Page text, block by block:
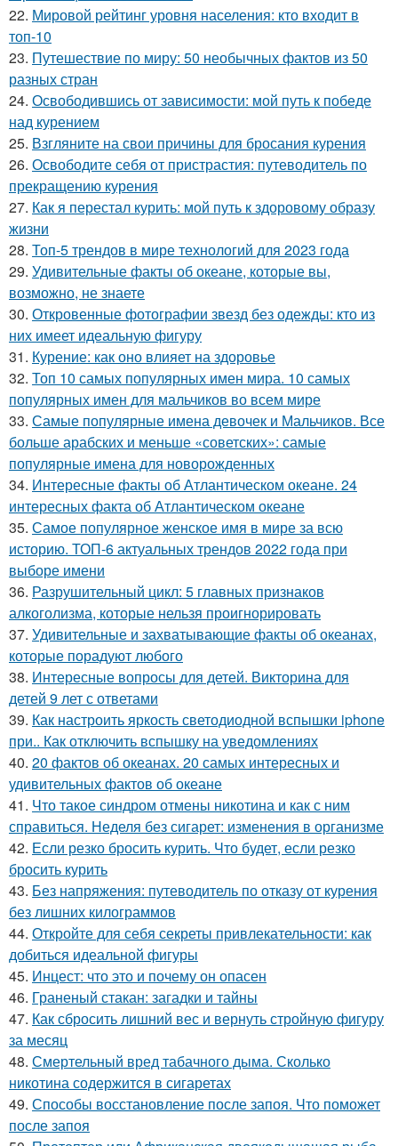
22. Мировой рейтинг уровня населения: кто входит в
топ-10
23. Путешествие по миру: 50 необычных фактов из 50
разных стран
24. Освободившись от зависимости: мой путь к победе
над курением
25. Взгляните на свои причины для бросания курения
26. Освободите себя от пристрастия: путеводитель по
прекращению курения
27. Как я перестал курить: мой путь к здоровому образу
жизни
28. Топ-5 трендов в мире технологий для 2023 года
29. Удивительные факты об океане, которые вы,
возможно, не знаете
30. Откровенные фотографии звезд без одежды: кто из
них имеет идеальную фигуру
31. Курение: как оно влияет на здоровье
32. Топ 10 самых популярных имен мира. 10 самых
популярных имен для мальчиков во всем мире
33. Самые популярные имена девочек и Мальчиков. Все
больше арабских и меньше «советских»: самые
популярные имена для новорожденных
34. Интересные факты об Атлантическом океане. 24
интересных факта об Атлантическом океане
35. Самое популярное женское имя в мире за всю
историю. ТОП-6 актуальных трендов 2022 года при
выборе имени
36. Разрушительный цикл: 5 главных признаков
алкоголизма, которые нельзя проигнорировать
37. Удивительные и захватывающие факты об океанах,
которые порадуют любого
38. Интересные вопросы для детей. Викторина для
детей 9 лет с ответами
39. Как настроить яркость светодиодной вспышки iphone
при.. Как отключить вспышку на уведомлениях
40. 20 фактов об океанах. 20 самых интересных и
удивительных фактов об океане
41. Что такое синдром отмены никотина и как с ним
справиться. Неделя без сигарет: изменения в организме
42. Если резко бросить курить. Что будет, если резко
бросить курить
43. Без напряжения: путеводитель по отказу от курения
без лишних килограммов
44. Откройте для себя секреты привлекательности: как
добиться идеальной фигуры
45. Инцест: что это и почему он опасен
46. Граненый стакан: загадки и тайны
47. Как сбросить лишний вес и вернуть стройную фигуру
за месяц
48. Смертельный вред табачного дыма. Сколько
никотина содержится в сигаретах
49. Способы восстановление после запоя. Что поможет
после запоя